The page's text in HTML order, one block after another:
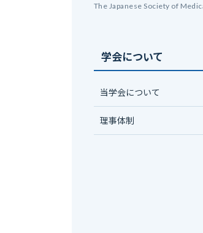
The Japanese Society of
学会について
当学会について
理事体制